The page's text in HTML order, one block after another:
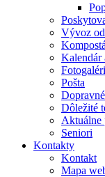
Vývoz
Kalendár
Pošta
Dôležité
Aktuálne
Seniori
Kontakty
Kontakt
Mapa